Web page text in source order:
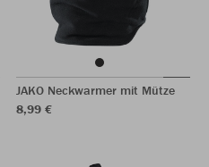
JAKO Neckwarmer mit Mütze
8,99 €